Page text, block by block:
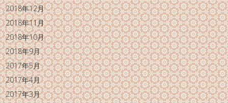
2018年12月
2018年11月
2018年10月
2018年9月
2017年5月
2017年4月
2017年3月